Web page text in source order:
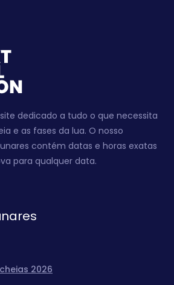
dedicado a tudo o que necessita
e as fases da lua. O nosso
contém datas e horas exatas
para qualquer data.
2026